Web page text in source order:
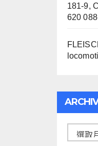
181-9,
620
Archives